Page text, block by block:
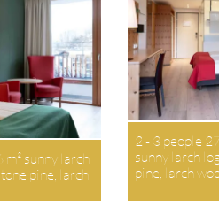
m² sunny larch
pine, larch
2 - 3 people
sunny larch
pine, larch